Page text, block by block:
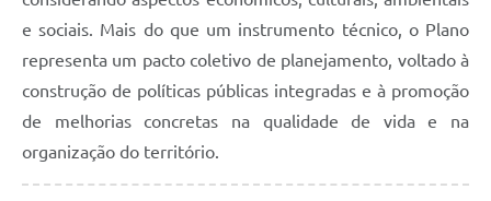
e sociais. Mais do que um instrumento técnico, o Plano
representa um pacto coletivo de planejamento, voltado à
construção de políticas públicas integradas e à promoção
de melhorias concretas na qualidade de vida e na
organização do território.